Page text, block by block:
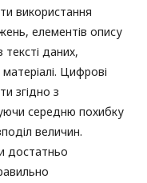
використання
елементів опису
даних,
Цифрові
згідно з
середню похибку
величин.
достатньо